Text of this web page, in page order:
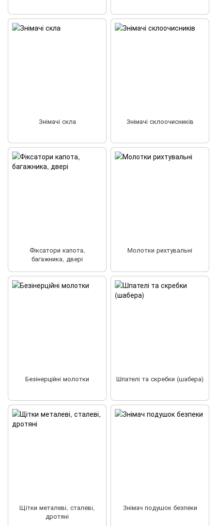
Знімачі скла Знімачі склоочисників
Фіксатори капота,
багажника, двері
Молотки рихтувальні
Безінерційні молотки Шпателі та скребки (шабера)
Щітки металеві, сталеві,
дротяні
Знімач подушок безпеки